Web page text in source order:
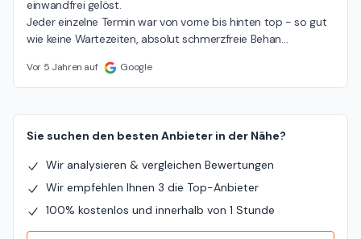
einwandfrei gelöst.
Jeder einzelne Termin war von vorne bis hinten top - so gut
wie keine Wartezeiten, absolut schmerzfreie Behan…
Vor 5 Jahren auf Google
Sie suchen den besten Anbieter in der Nähe?
Wir analysieren & vergleichen Bewertungen
Wir empfehlen Ihnen 3 die Top-Anbieter
100% kostenlos und innerhalb von 1 Stunde